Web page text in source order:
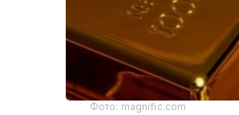
Фото: magnific.com